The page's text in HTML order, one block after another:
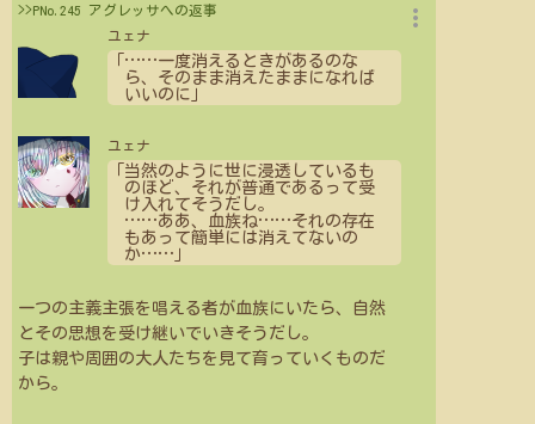
>>PNo.245 アグレッサへの返事
ユェナ
……一度消えるときがあるのな
ら、そのまま消えたままになれば
いいのに」
ユェナ
「当然のように世に浸透しているも
のほど、それが普通であるって受
け入れてそうだし。
……ああ、血族ね……それの存在
もあって簡単には消えてないの
か……
一つの主義主張を唱える者が血族にいたら、自然
とその思想を受け継いでいきそうだし。
子は親や周囲の大人たちを見て育っていくものだ
から。
more_vert